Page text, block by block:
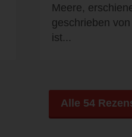
Meere,
geschrieben
ist...
Alle 54